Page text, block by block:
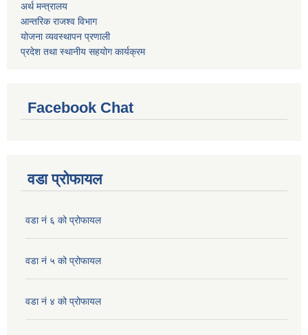
अर्थ मन्त्रालय
आन्तरिक राजश्व विभाग
योजना व्यवस्थापन प्रणाली
प्रदेश तथा स्थानीय सहयोग कार्यक्रम
Facebook Chat
वडा प्रोफायल
वडा नं ६ को प्रोफायल
वडा नं ५ को प्रोफायल
वडा नं ४ को प्रोफायल